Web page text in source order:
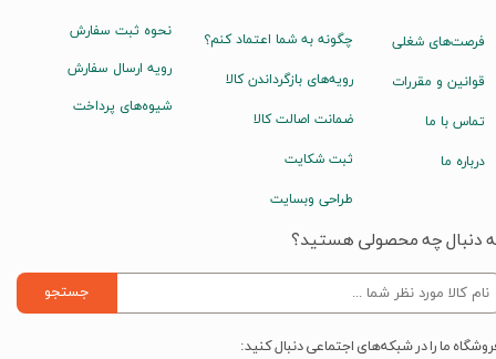
نحوه ثبت سفارش
رویه ارسال سفارش
شیوه‌های پرداخت
چگونه به شما اعتماد کنم؟
رویه‌های بازگرداندن کالا
ضمانت اصالت کالا
ثبت شکایت
طراحی وبسایت
فرصت‌های شغلی
قوانین و مقررات
تماس با ما
درباره ما
دنبال چه محصولی هستید؟
جستجو
ما را در شبکه‌های اجتماعی دنبال کنید: